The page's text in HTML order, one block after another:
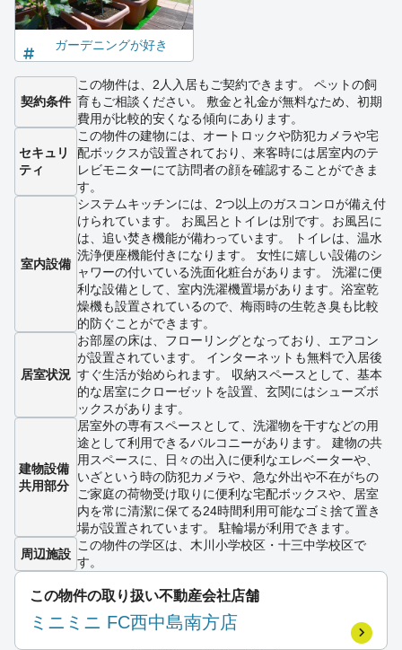
ガーデニングが好き
契約条件
この物件は、2人入居もご契約できます。 ペットの飼
育もご相談ください。 敷金と礼金が無料なため、初期
費用が比較的安くなる傾向にあります。
セキュリ
ティ
この物件の建物には、オートロックや防犯カメラや宅
配ボックスが設置されており、来客時には居室内のテ
レビモニターにて訪問者の顔を確認することができま
す。
室内設備
システムキッチンには、2つ以上のガスコンロが備え付
けられています。 お風呂とトイレは別です。お風呂に
は、追い焚き機能が備わっています。 トイレは、温水
洗浄便座機能付きになります。 女性に嬉しい設備のシ
ャワーの付いている洗面化粧台があります。 洗濯に便
利な設備として、室内洗濯機置場があります。浴室乾
燥機も設置されているので、梅雨時の生乾き臭も比較
的防ぐことができます。
居室状況
お部屋の床は、フローリングとなっており、エアコン
が設置されています。 インターネットも無料で入居後
すぐ生活が始められます。 収納スペースとして、基本
的な居室にクローゼットを設置、玄関にはシューズボ
ックスがあります。
建物設備
共用部分
居室外の専有スペースとして、洗濯物を干すなどの用
途として利用できるバルコニーがあります。 建物の共
用スペースに、日々の出入に便利なエレベーターや、
いざという時の防犯カメラや、急な外出や不在がちの
ご家庭の荷物受け取りに便利な宅配ボックスや、居室
内を常に清潔に保てる24時間利用可能なゴミ捨て置き
場が設置されています。 駐輪場が利用できます。
周辺施設
この物件の学区は、木川小学校区・十三中学校区で
す。
この物件の取り扱い不動産会社店舗
ミニミニ FC西中島南方店